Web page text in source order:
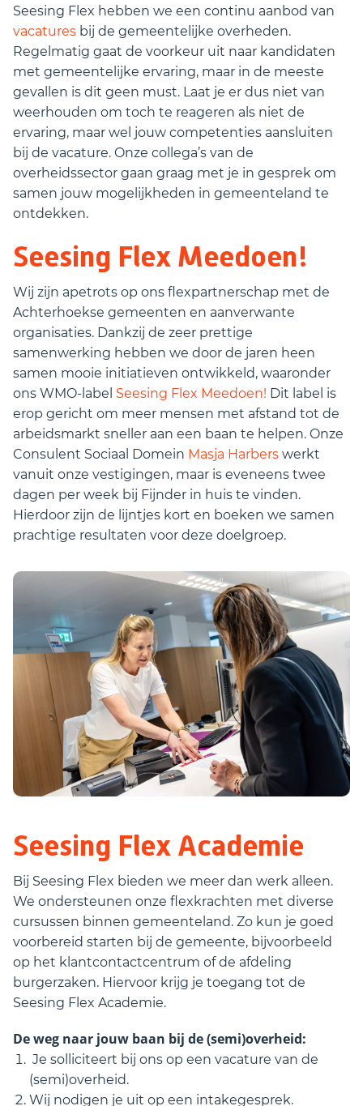
Seesing Flex hebben we een continu aanbod van
vacatures bij de gemeentelijke overheden.
Regelmatig gaat de voorkeur uit naar kandidaten
met gemeentelijke ervaring, maar in de meeste
gevallen is dit geen must. Laat je er dus niet van
weerhouden om toch te reageren als niet de
ervaring, maar wel jouw competenties aansluiten
bij de vacature. Onze collega’s van de
overheidssector gaan graag met je in gesprek om
samen jouw mogelijkheden in gemeenteland te
ontdekken.
Seesing Flex Meedoen!
Wij zijn apetrots op ons flexpartnerschap met de
Achterhoekse gemeenten en aanverwante
organisaties. Dankzij de zeer prettige
samenwerking hebben we door de jaren heen
samen mooie initiatieven ontwikkeld, waaronder
ons WMO-label Seesing Flex Meedoen! Dit label is
erop gericht om meer mensen met afstand tot de
arbeidsmarkt sneller aan een baan te helpen. Onze
Consulent Sociaal Domein Masja Harbers werkt
vanuit onze vestigingen, maar is eveneens twee
dagen per week bij Fijnder in huis te vinden.
Hierdoor zijn de lijntjes kort en boeken we samen
prachtige resultaten voor deze doelgroep.
Seesing Flex Academie
Bij Seesing Flex bieden we meer dan werk alleen.
We ondersteunen onze flexkrachten met diverse
cursussen binnen gemeenteland. Zo kun je goed
voorbereid starten bij de gemeente, bijvoorbeeld
op het klantcontactcentrum of de afdeling
burgerzaken. Hiervoor krijg je toegang tot de
Seesing Flex Academie.
De weg naar jouw baan bij de (semi)overheid:
Je solliciteert bij ons op een vacature van de
(semi)overheid.
Wij nodigen je uit op een intakegesprek.